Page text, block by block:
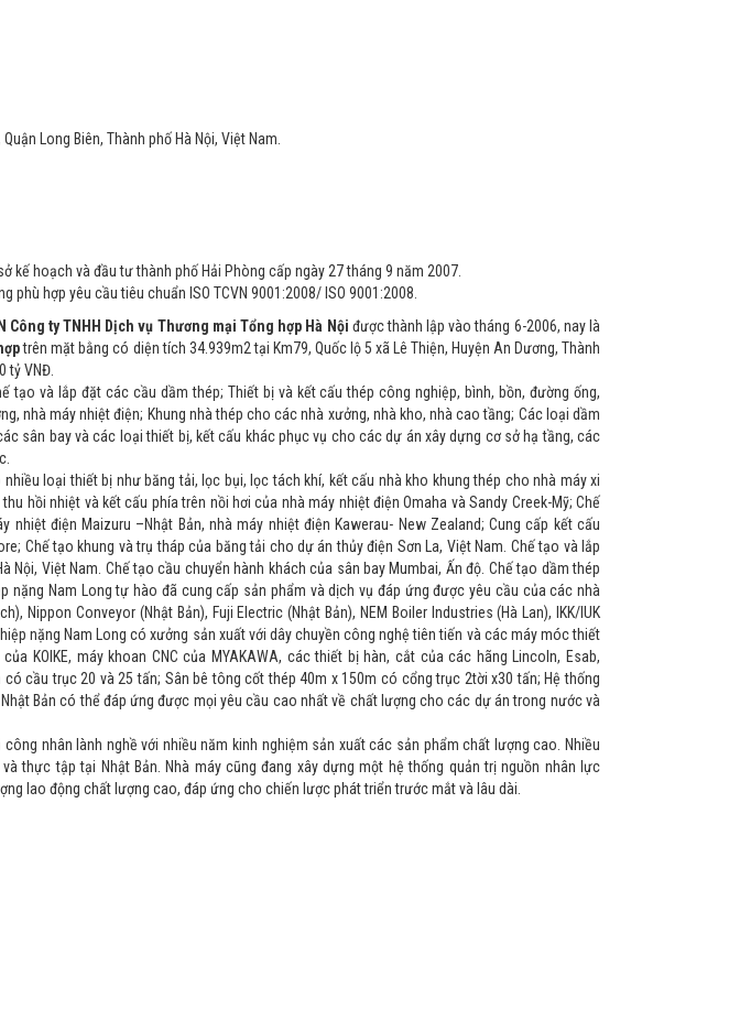
Long Biên, Thành phố Hà Nội, Việt Nam.
kế hoạch và đầu tư thành phố Hải Phòng cấp ngày 27 tháng 9 năm 2007.
phù hợp yêu cầu tiêu chuẩn ISO TCVN 9001:2008/ ISO 9001:2008.
Công ty TNHH Dịch vụ Thương mại Tổng hợp Hà Nội được thành lập vào tháng 6-2006, nay là
trên mặt bằng có diện tích 34.939m2 tại Km79, Quốc lộ 5 xã Lê Thiện, Huyện An Dương, Thành
tỷ VNĐ.
tạo và lắp đặt các cầu dầm thép; Thiết bị và kết cấu thép công nghiệp, bình, bồn, đường ống,
nhà máy nhiệt điện; Khung nhà thép cho các nhà xưởng, nhà kho, nhà cao tầng; Các loại dầm
sân bay và các loại thiết bị, kết cấu khác phục vụ cho các dự án xây dựng cơ sở hạ tầng, các
loại thiết bị như băng tải, lọc bụi, lọc tách khí, kết cấu nhà kho khung thép cho nhà máy xi
hồi nhiệt và kết cấu phía trên nồi hơi của nhà máy nhiệt điện Omaha và Sandy Creek-Mỹ; Chế
điện Maizuru –Nhật Bản, nhà máy nhiệt điện Kawerau- New Zealand; Cung cấp kết cấu
Chế tạo khung và trụ tháp của băng tải cho dự án thủy điện Sơn La, Việt Nam. Chế tạo và lắp
Nội, Việt Nam. Chế tạo cầu chuyển hành khách của sân bay Mumbai, Ấn độ. Chế tạo dầm thép
nặng Nam Long tự hào đã cung cấp sản phẩm và dịch vụ đáp ứng được yêu cầu của các nhà
Nippon Conveyor (Nhật Bản), Fuji Electric (Nhật Bản), NEM Boiler Industries (Hà Lan), IKK/IUK
nặng Nam Long có xưởng sản xuất với dây chuyền công nghệ tiên tiến và các máy móc thiết
KOIKE, máy khoan CNC của MYAKAWA, các thiết bị hàn, cắt của các hãng Lincoln, Esab,
có cầu trục 20 và 25 tấn; Sân bê tông cốt thép 40m x 150m có cổng trục 2tời x30 tấn; Hệ thống
Bản có thể đáp ứng được mọi yêu cầu cao nhất về chất lượng cho các dự án trong nước và
nhân lành nghề với nhiều năm kinh nghiệm sản xuất các sản phẩm chất lượng cao. Nhiều
thực tập tại Nhật Bản. Nhà máy cũng đang xây dựng một hệ thống quản trị nguồn nhân lực
lao động chất lượng cao, đáp ứng cho chiến lược phát triển trước mắt và lâu dài.